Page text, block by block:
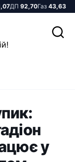
ДП92,70Газ43,63
у